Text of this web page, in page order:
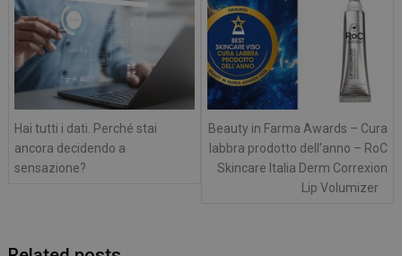
Hai tutti i dati. Perché stai
ancora decidendo a
sensazione?
Beauty in Farma Awards – Cura
labbra prodotto dell’anno – RoC
Skincare Italia Derm Correxion
Lip Volumizer